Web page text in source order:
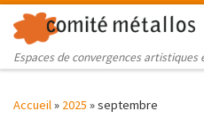
Skip to content
Espaces de convergences artistiques
Accueil» 2025 »septembre